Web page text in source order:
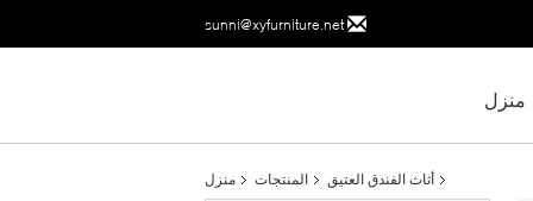
sunni@xyfurniture.net
منزل
منزل المنتجات أثاث الفندق العتيق